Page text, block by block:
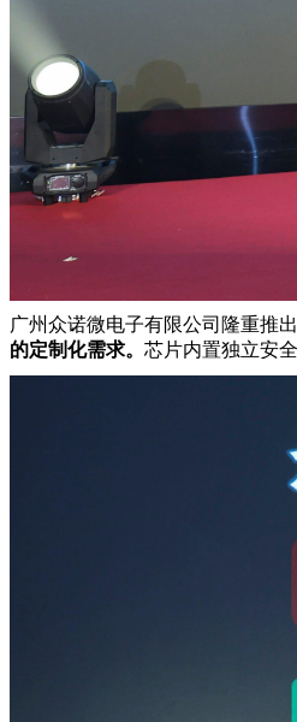
广州众诺微电子有限公司隆重推
的定制化需求。 芯片内置独立安